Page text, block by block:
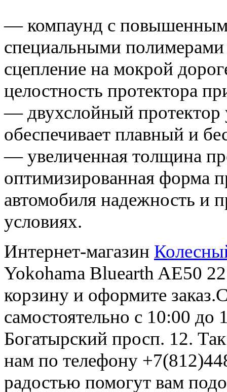
— компаунд с
специальными
сцепление на мокрой
целостность протектора
— двухслойный протектор
обеспечивает плавный и
— увеличенная толщина
оптимизированная форма
автомобиля надежность и
условиях.
Интернет-магазин
Yokohama Bluearth AE50
корзину и оформите
самостоятельно с 10:00 до
Богатырский просп. 12.
нам по телефону
радостью помогут вам